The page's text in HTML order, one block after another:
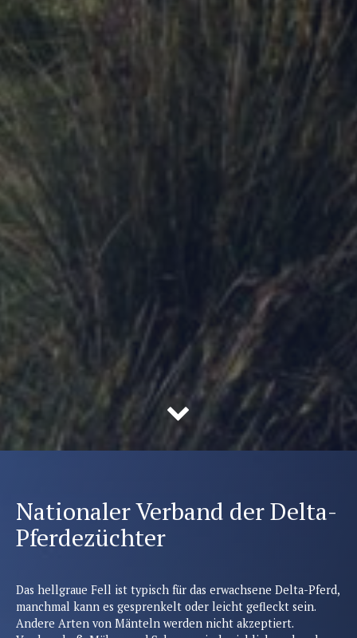
Nationaler Verband der Delta-
Pferdezüchter
Das hellgraue Fell ist typisch für das erwachsene Delta-Pferd,
manchmal kann es gesprenkelt oder leicht gefleckt sein.
Andere Arten von Mänteln werden nicht akzeptiert.